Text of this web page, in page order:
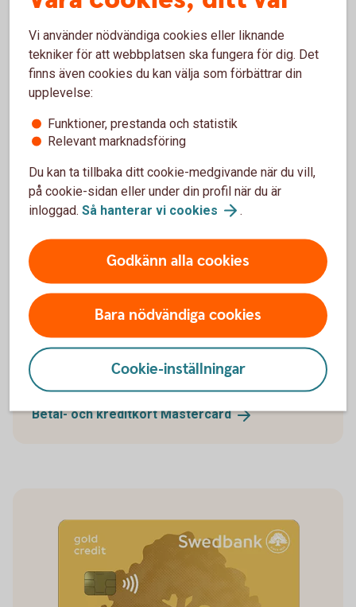
På.
Våra kreditkort
Betal- och kreditkort Mastercard
Betal- och kreditkortMastercard
Vi använder nödvändiga cookies eller liknande
tekniker för att webbplatsen ska fungera för dig. Det
finns även cookies du kan välja som förbättrar din
upplevelse:
Funktioner, prestanda och statistik
Relevant marknadsföring
Du kan ta tillbaka ditt cookie-medgivande när du vill,
på cookie-sidan eller under din profil när du är
inloggad. Så hanterar vi cookies .
Godkänn alla cookies
Bara nödvändiga cookies
Cookie-inställningar